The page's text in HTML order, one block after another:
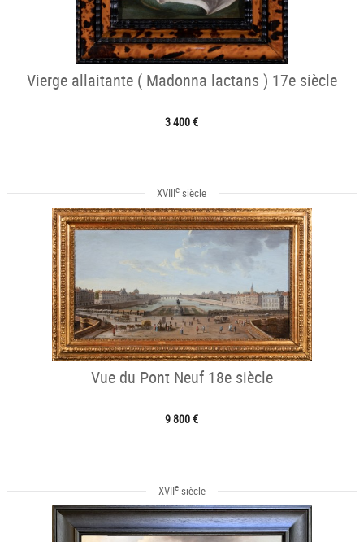
Vierge allaitante ( Madonna lactans ) 17e siècle
3 400 €
XVIIIe siècle
Vue du Pont Neuf 18e siècle
9 800 €
XVIIesiècle